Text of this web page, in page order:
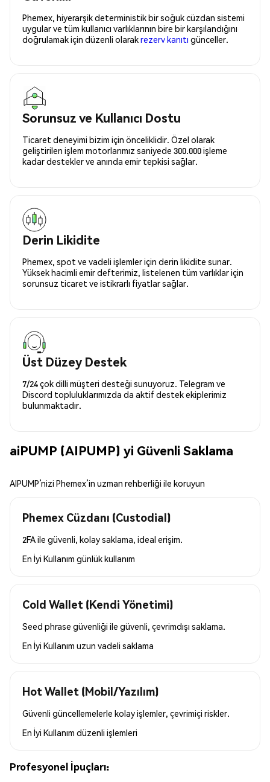
Phemex, hiyerarşik deterministik bir soğuk cüzdan sistemi
uygular ve tüm kullanıcı varlıklarının bire bir karşılandığını
doğrulamak için düzenli olarakrezerv kanıtı günceller.
Sorunsuz ve Kullanıcı Dostu
Ticaret deneyimi bizim için önceliklidir. Özel olarak
geliştirilen işlem motorlarımız saniyede 300.000 işleme
kadar destekler ve anında emir tepkisi sağlar.
Derin Likidite
Phemex, spot ve vadeli işlemler için derin likidite sunar.
Yüksek hacimli emir defterimiz, listelenen tüm varlıklar için
sorunsuz ticaret ve istikrarlı fiyatlar sağlar.
Üst Düzey Destek
7/24 çok dilli müşteri desteği sunuyoruz. Telegram ve
Discord topluluklarımızda da aktif destek ekiplerimiz
bulunmaktadır.
aiPUMP (AIPUMP) yi Güvenli Saklama
AIPUMP’nizi Phemex’in uzman rehberliği ile koruyun
Phemex Cüzdanı (Custodial)
2FA ile güvenli, kolay saklama, ideal erişim.
En İyi Kullanım günlük kullanım
Cold Wallet (Kendi Yönetimi)
Seed phrase güvenliği ile güvenli, çevrimdışı saklama.
En İyi Kullanım uzun vadeli saklama
Hot Wallet (Mobil/Yazılım)
Güvenli güncellemelerle kolay işlemler, çevrimiçi riskler.
En İyi Kullanım düzenli işlemleri
Profesyonel İpuçları: